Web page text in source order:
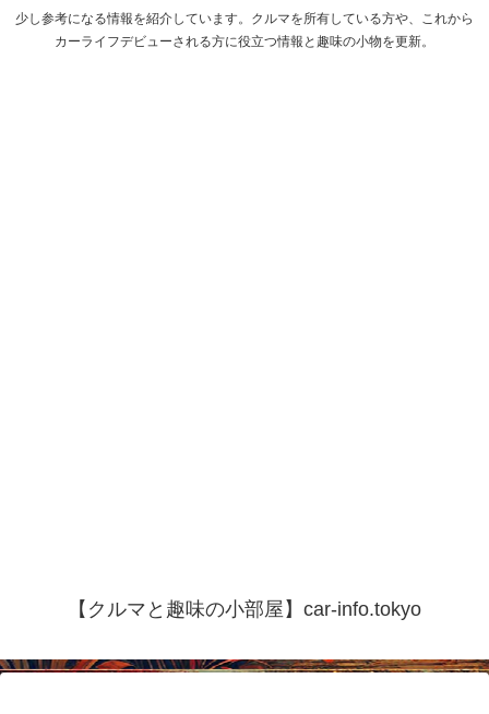
少し参考になる情報を紹介しています。クルマを所有している方や、これから
カーライフデビューされる方に役立つ情報と趣味の小物を更新。
【クルマと趣味の小部屋】car-info.tokyo